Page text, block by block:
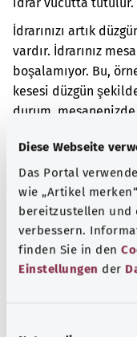
Diese Webseite
Das Portal
wie „Artikel
bereitzustellen und
verbessern.
finden Sie in den
Einstellungen der
İdrarınızı artık
vardır. İdrarınız
boşalamıyor. Bu,
kesesi düzgün
durum,
miktarlarda idrar
Ek kodlar
Not